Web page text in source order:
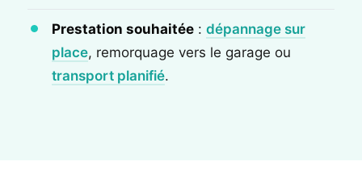
Prestation souhaitée : dépannage sur
place, remorquage vers le garage ou
transport planifié.